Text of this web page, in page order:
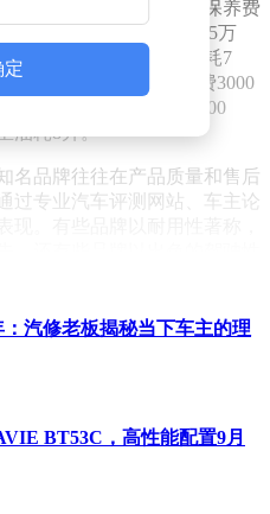
虽然品质出众，但后期保养费
可供参考：A车型售价15万
养费2000元，百公里油耗7
费6500元，每年保养费3000
18万元，首年保险费5500
油耗8升。
名品牌往往在产品质量和售后
过专业汽车评测网站、车主论
，还有些品牌以出色的驾驶性
。只有亲自体验，才能准确判
时应重点关注动力响应是否灵
适度是否达标等细节，这些直
车辆的真实性能。
成任何投资建议，使用风险
小金鲤」平台获取。
定
汽修老板揭秘当下车主的理
BT53C，高性能配置9月